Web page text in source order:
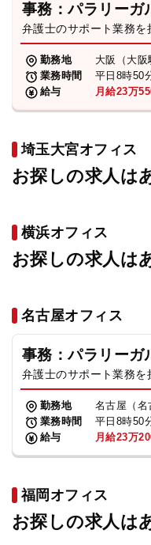
事務：パラリーガ
弁護士のサポート業務を
勤務地
大阪（大阪
業務時間
平日8時50
給与
月給23万
埼玉大宮オフィス
お探しの求人は
横浜オフィス
お探しの求人は
名古屋オフィス
事務：パラリーガ
弁護士のサポート業務を
勤務地
名古屋（名
業務時間
平日8時50
給与
月給23万
福岡オフィス
お探しの求人は